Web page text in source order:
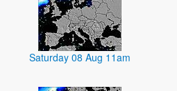
Saturday 08 Aug 11am